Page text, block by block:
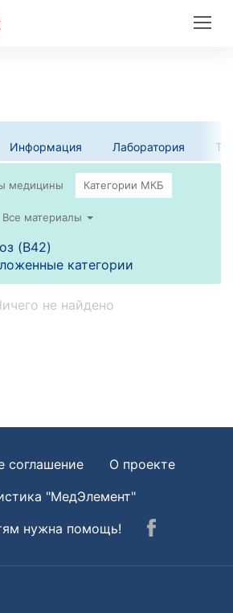
Информация Лаборатория
Все материалы
(B42)
категории
не найдено
соглашение
О проекте
"МедЭлемент"
нужна помощь!